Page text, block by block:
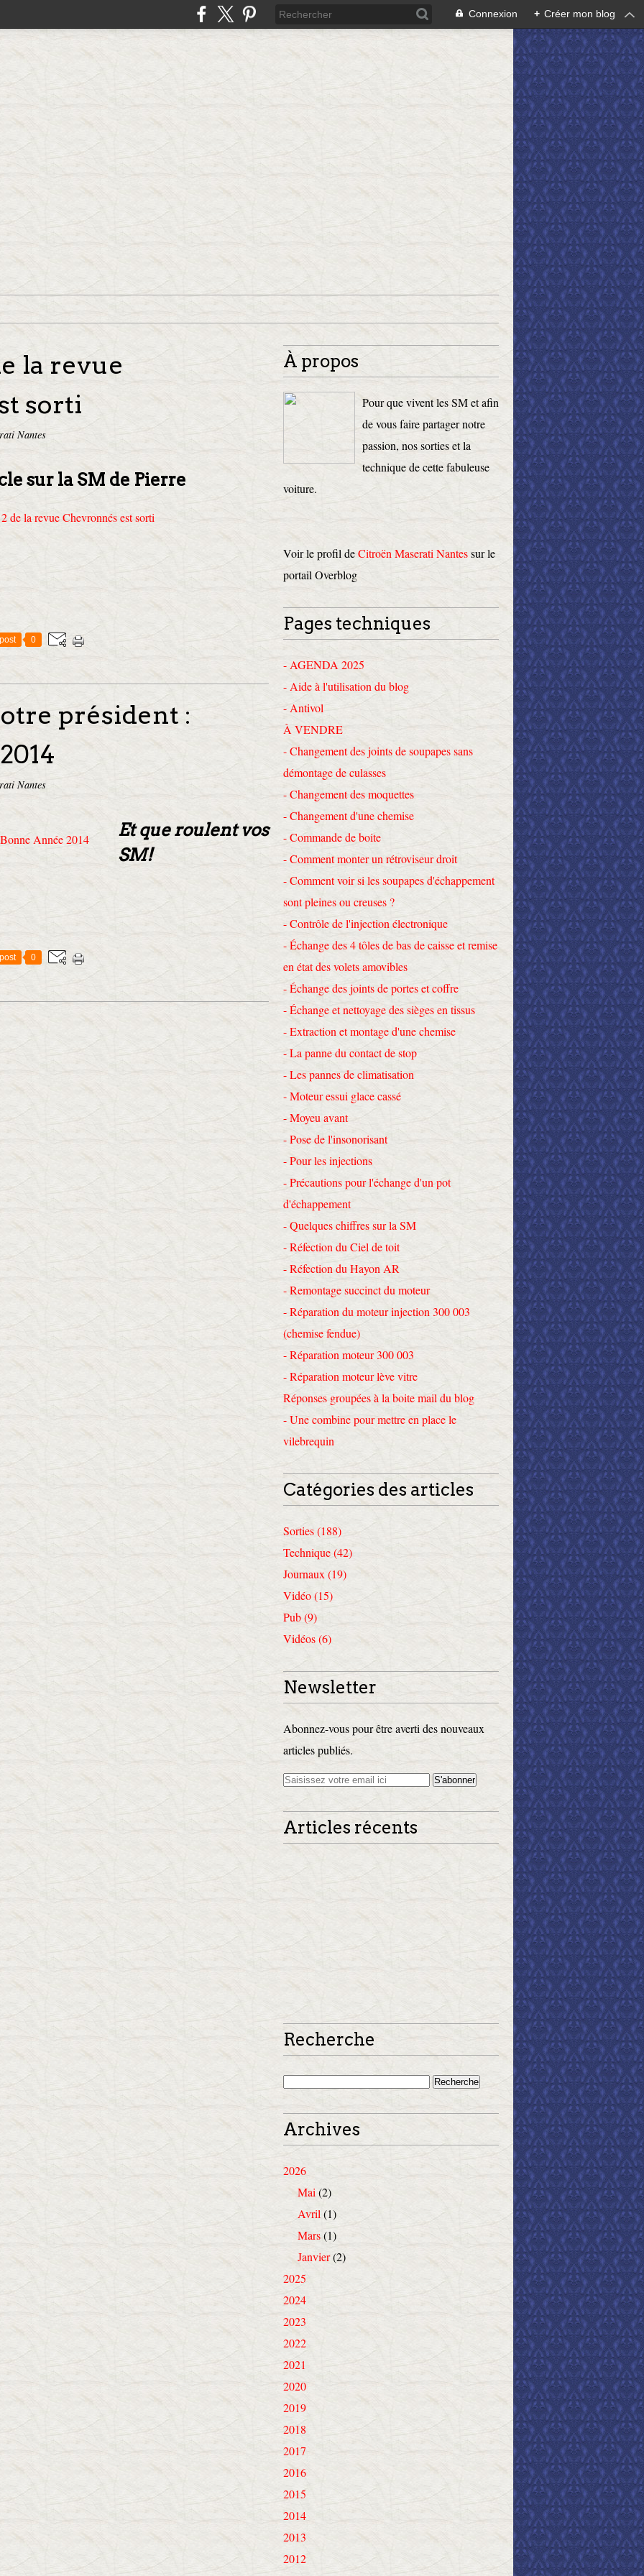
Connexion + Créer mon blog
la revue
sorti
Nantes
sur la SM de Pierre
0
président :
Nantes
Et que roulent vos
SM!
0
À propos
Pour que vivent les SM et afin
de vous faire partager notre
passion, nos sorties et la
technique de cette fabuleuse
voiture.
Voir le profil deCitroën Maserati Nantessur le
portail Overblog
Pages techniques
- AGENDA 2025
- Aide à l'utilisation du blog
- Antivol
À VENDRE
- Changement des joints de soupapes sans
démontage de culasses
- Changement des moquettes
- Changement d'une chemise
- Commande de boite
- Comment monter un rétroviseur droit
- Comment voir si les soupapes d'échappement
sont pleines ou creuses ?
- Contrôle de l'injection électronique
- Échange des 4 tôles de bas de caisse et remise
en état des volets amovibles
- Échange des joints de portes et coffre
- Échange et nettoyage des sièges en tissus
- Extraction et montage d'une chemise
- La panne du contact de stop
- Les pannes de climatisation
- Moteur essui glace cassé
- Moyeu avant
- Pose de l'insonorisant
- Pour les injections
- Précautions pour l'échange d'un pot
d'échappement
- Quelques chiffres sur la SM
- Réfection du Ciel de toit
- Réfection du Hayon AR
- Remontage succinct du moteur
- Réparation du moteur injection 300 003
(chemise fendue)
- Réparation moteur 300 003
- Réparation moteur lève vitre
Réponses groupées à la boite mail du blog
- Une combine pour mettre en place le
vilebrequin
Catégories des articles
Sorties (188)
Technique (42)
Journaux (19)
Vidéo (15)
Pub (9)
Vidéos (6)
Newsletter
Abonnez-vous pour être averti des nouveaux
articles publiés.
Articles récents
Recherche
Archives
2026
Mai (2)
Avril (1)
Mars(1)
Janvier(2)
2025
2024
2023
2022
2021
2020
2019
2018
2017
2016
2015
2014
2013
2012